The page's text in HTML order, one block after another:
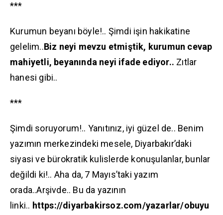
***
Kurumun beyanı böyle!.. Şimdi işin hakikatine
gelelim..Biz neyi mevzu etmiştik, kurumun cevap
mahiyetli, beyanında neyi ifade ediyor.. Zıtlar
hanesi gibi..
***
Şimdi soruyorum!.. Yanıtınız, iyi güzel de.. Benim
yazımın merkezindeki mesele, Diyarbakır’daki
siyasi ve bürokratik kulislerde konuşulanlar, bunlar
değildi ki!.. Aha da, 7 Mayıs’taki yazım
orada..Arşivde.. Bu da yazının
linki.. https://diyarbakirsoz.com/yazarlar/obuyu